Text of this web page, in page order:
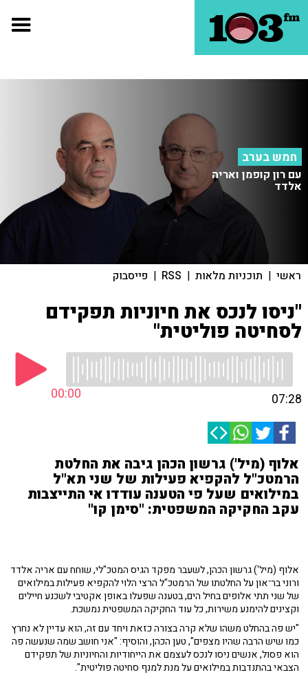
חמש בערב
עם רון קופמן ואריה
אלדד
ראשי | תוכניות מלאות |
RSS
| פייסבוק
"ניסו לנכס את חיוניות תפקידם
לסחיטה פוליטית"
00:00 07:28
אלוף (מיל') גרשון הכהן גיבה את החלטת
הרמטכ"ל להקפיא פעילות של שני תא"ל
במילואים שעל פי הטענה עודדו אי התייצבות
עקב החקיקה המשפטית: "סימן קו"
אלוף (מיל') גרשון הכהן, לשעבר מפקד הגיס המטכ"לי, שוחח עם אריה אלדד
ורוני בר־און על החלטתו של הרמטכ"ל הרצי הלוי להקפיא פעילות במילואים
של שני תתי אלופים בחיל הים, בטענה שפעלו באופן אקטיבי לשכנע חיילים
וקצינים להימנע משירות, כל עוד החקיקה המשפטית נמשכת.
"יש פה בהחלט משהו שלא קרה בצורה כזאת ויחד עם זה, הוא עדיין לא נחרץ
כמו שיש הרבה שהיו מצפים", טען הכהן, והוסיף: "אני חושב שמה שנעשה פה
הוא פסול, אנשים ניסו לנכס לעצמם את הייחודיות והחיוניות של תפקידם
הצבאי בהתנדבות במילואים על מנת למנף סחיטה פוליטית".